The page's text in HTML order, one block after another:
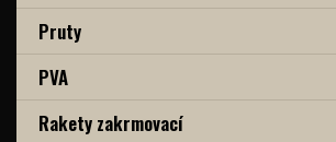
Pruty
PVA
Rakety zakrmovací